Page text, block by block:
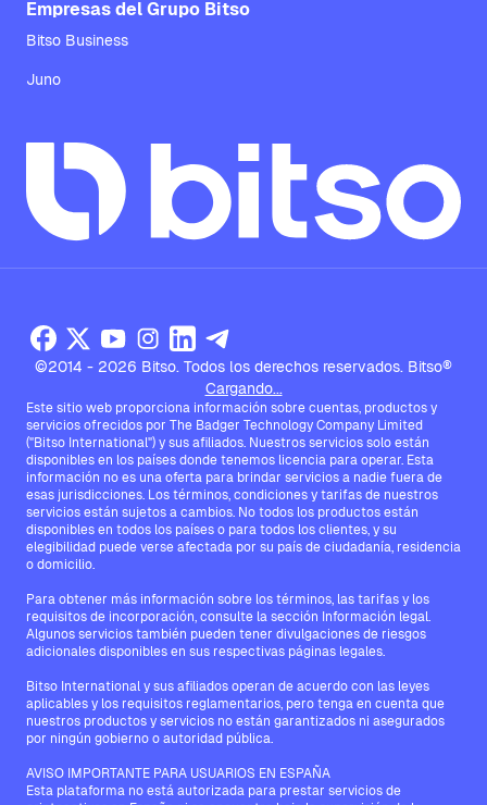
Empresas del Grupo Bitso
Bitso Business
Juno
©2014 - 2026 Bitso. Todos los derechos reservados. Bitso®
Cargando...
Este sitio web proporciona información sobre cuentas, productos y
servicios ofrecidos por The Badger Technology Company Limited
("Bitso International") y sus afiliados. Nuestros servicios solo están
disponibles en los países donde tenemos licencia para operar. Esta
información no es una oferta para brindar servicios a nadie fuera de
esas jurisdicciones. Los términos, condiciones y tarifas de nuestros
servicios están sujetos a cambios. No todos los productos están
disponibles en todos los países o para todos los clientes, y su
elegibilidad puede verse afectada por su país de ciudadanía, residencia
o domicilio.
Para obtener más información sobre los términos, las tarifas y los
requisitos de incorporación, consulte la sección Información legal.
Algunos servicios también pueden tener divulgaciones de riesgos
adicionales disponibles en sus respectivas páginas legales.
Bitso International y sus afiliados operan de acuerdo con las leyes
aplicables y los requisitos reglamentarios, pero tenga en cuenta que
nuestros productos y servicios no están garantizados ni asegurados
por ningún gobierno o autoridad pública.
AVISO IMPORTANTE PARA USUARIOS EN ESPAÑA
Esta plataforma no está autorizada para prestar servicios de